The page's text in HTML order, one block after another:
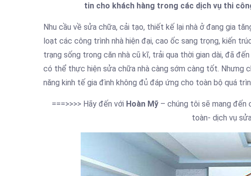
tin cho khách hàng trong các dịch vụ thi
Nhu cầu về sửa chữa, cải tạo, thiết kế lại nhà ở đang gia
loạt các công trình nhà hiện đại, cao ốc sang trọng, kiến
trạng sống trong căn nhà cũ kĩ, trải qua thời gian dài, đã
có thể thực hiện sửa chữa nhà càng sớm càng tốt.
năng kinh tế gia đình không đủ đáp ứng cho toàn bộ quá
===>>>> Hãy đến với Hoàn Mỹ– chúng tôi sẽ mang đến
toàn- dịch vụ